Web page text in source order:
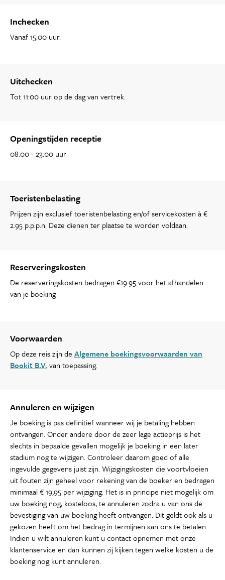
Inchecken
Vanaf 15:00 uur.
Uitchecken
Tot 11:00 uur op de dag van vertrek.
Openingstijden receptie
08:00 - 23:00 uur
Toeristenbelasting
Prijzen zijn exclusief toeristenbelasting en/of servicekosten à €
2.95 p.p.p.n. Deze dienen ter plaatse te worden voldaan.
Reserveringskosten
De reserveringskosten bedragen €19.95 voor het afhandelen
van je boeking
Voorwaarden
Op deze reis zijn de Algemene boekingsvoorwaarden van
Bookit B.V. van toepassing.
Annuleren en wijzigen
Je boeking is pas definitief wanneer wij je betaling hebben
ontvangen. Onder andere door de zeer lage actieprijs is het
slechts in bepaalde gevallen mogelijk je boeking in een later
stadium nog te wijzigen. Controleer daarom goed of alle
ingevulde gegevens juist zijn. Wijzigingskosten die voortvloeien
uit fouten zijn geheel voor rekening van de boeker en bedragen
minimaal € 19,95 per wijziging. Het is in principe niet mogelijk om
uw boeking nog, kosteloos, te annuleren zodra u van ons de
bevestiging van uw boeking heeft ontvangen. Dit geldt ook als u
gekozen heeft om het bedrag in termijnen aan ons te betalen.
Indien u wilt annuleren kunt u contact opnemen met onze
klantenservice en dan kunnen zij kijken tegen welke kosten u de
boeking nog kunt annuleren.